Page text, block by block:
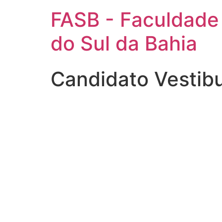
FASB - Faculdade
do Sul da Bahia
Candidato